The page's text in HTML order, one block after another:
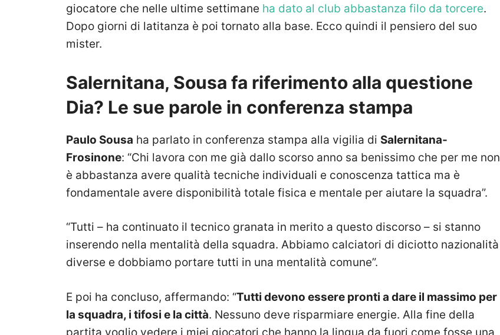
giocatore che nelle ultime settimane ha dato al club abbastanza filo da torcere.
Dopo giorni di latitanza è poi tornato alla base. Ecco quindi il pensiero del suo
mister.
Salernitana, Sousa fa riferimento alla questione
Dia? Le sue parole in conferenza stampa
Paulo Sousa ha parlato in conferenza stampa alla vigilia di Salernitana-
Frosinone: “Chi lavora con me già dallo scorso anno sa benissimo che per me non
è abbastanza avere qualità tecniche individuali e conoscenza tattica ma è
fondamentale avere disponibilità totale fisica e mentale per aiutare la squadra”.
“Tutti – ha continuato il tecnico granata in merito a questo discorso – si stanno
inserendo nella mentalità della squadra. Abbiamo calciatori di diciotto nazionalità
diverse e dobbiamo portare tutti in una mentalità comune”.
E poi ha concluso, affermando: “Tutti devono essere pronti a dare il massimo per
la squadra, i tifosi e la città. Nessuno deve risparmiare energie. Alla fine della
partita voglio vedere i miei giocatori che hanno la lingua da fuori come fosse una